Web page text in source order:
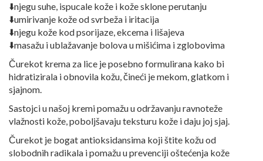
⬇️njegu suhe, ispucale kože i kože sklone perutanju
⬇️umirivanje kože od svrbeža i iritacija
⬇️njegu kože kod psorijaze, ekcema i lišajeva
⬇️masažu i ublažavanje bolova u mišićima i zglobovima
Čurekot krema za lice je posebno formulirana kako bi
hidratizirala i obnovila kožu, čineći je mekom, glatkom i
sjajnom.
Sastojci u našoj kremi pomažu u održavanju ravnoteže
vlažnosti kože, poboljšavaju teksturu kože i daju joj sjaj.
Čurekot je bogat antioksidansima koji štite kožu od
slobodnih radikala i pomažu u prevenciji oštećenja kože